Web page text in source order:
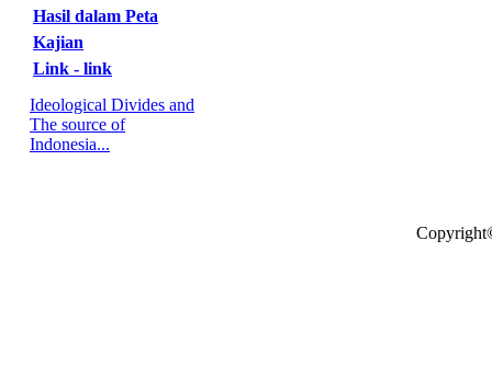
Hasil dalam Peta
Kajian
Link - link
Ideological Divides and
The source of
Indonesia...